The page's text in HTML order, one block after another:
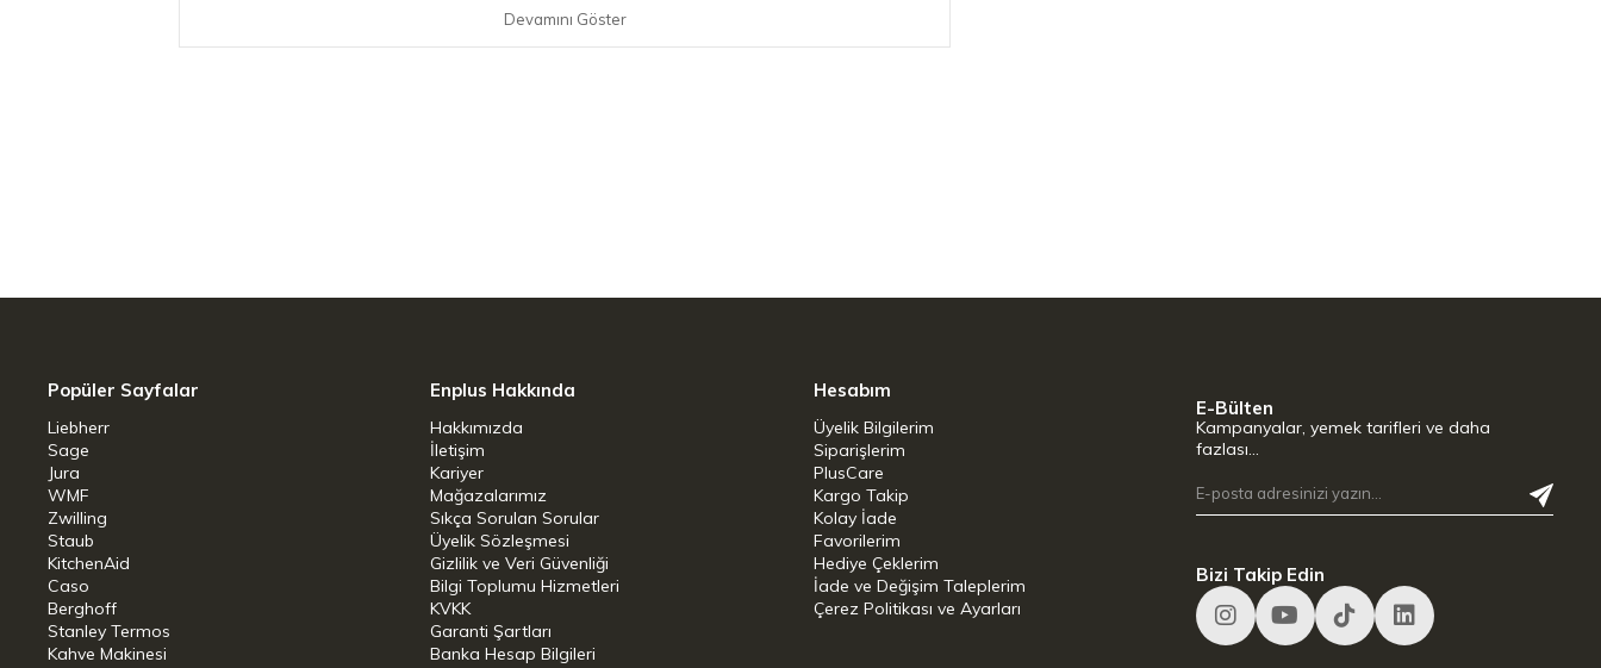
Isı Dayanımı: 230 °C'ye kadar olan fırın sıcaklıklarına dayanıklıdır, bu da farklı tart ve
kişleri parçalamadan kolayca servis tabağına aktarabilirsiniz.
Homojen Pişirme: Malzeme yapısı ısının eşit dağılmasını sağlayarak hamurun her
yerinin aynı oranda pişmesine yardımcı olur.
Devamını Göster
Popüler Sayfalar
Liebherr
Sage
Jura
WMF
Zwilling
Staub
KitchenAid
Caso
Berghoff
Stanley Termos
Kahve Makinesi
Enplus Hakkında
Hakkımızda
İletişim
Kariyer
Mağazalarımız
Sıkça Sorulan Sorular
Üyelik Sözleşmesi
Gizlilik ve Veri Güvenliği
Bilgi Toplumu Hizmetleri
KVKK
Garanti Şartları
Banka Hesap Bilgileri
Hesabım
Üyelik Bilgilerim
Siparişlerim
PlusCare
Kargo Takip
Kolay İade
Favorilerim
Hediye Çeklerim
İade ve Değişim Taleplerim
Çerez Politikası ve Ayarları
E-Bülten
Kampanyalar, yemek tarifleri ve daha
fazlası…
Bizi Takip Edin